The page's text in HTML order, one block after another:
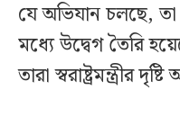
যে অভিযান চলছে, তা
মধ্যে উদ্বেগ তৈরি
তারা স্বরাষ্ট্রমন্ত্রীর